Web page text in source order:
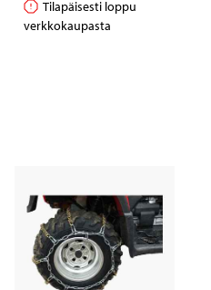
Tilapäisesti loppu
verkkokaupasta